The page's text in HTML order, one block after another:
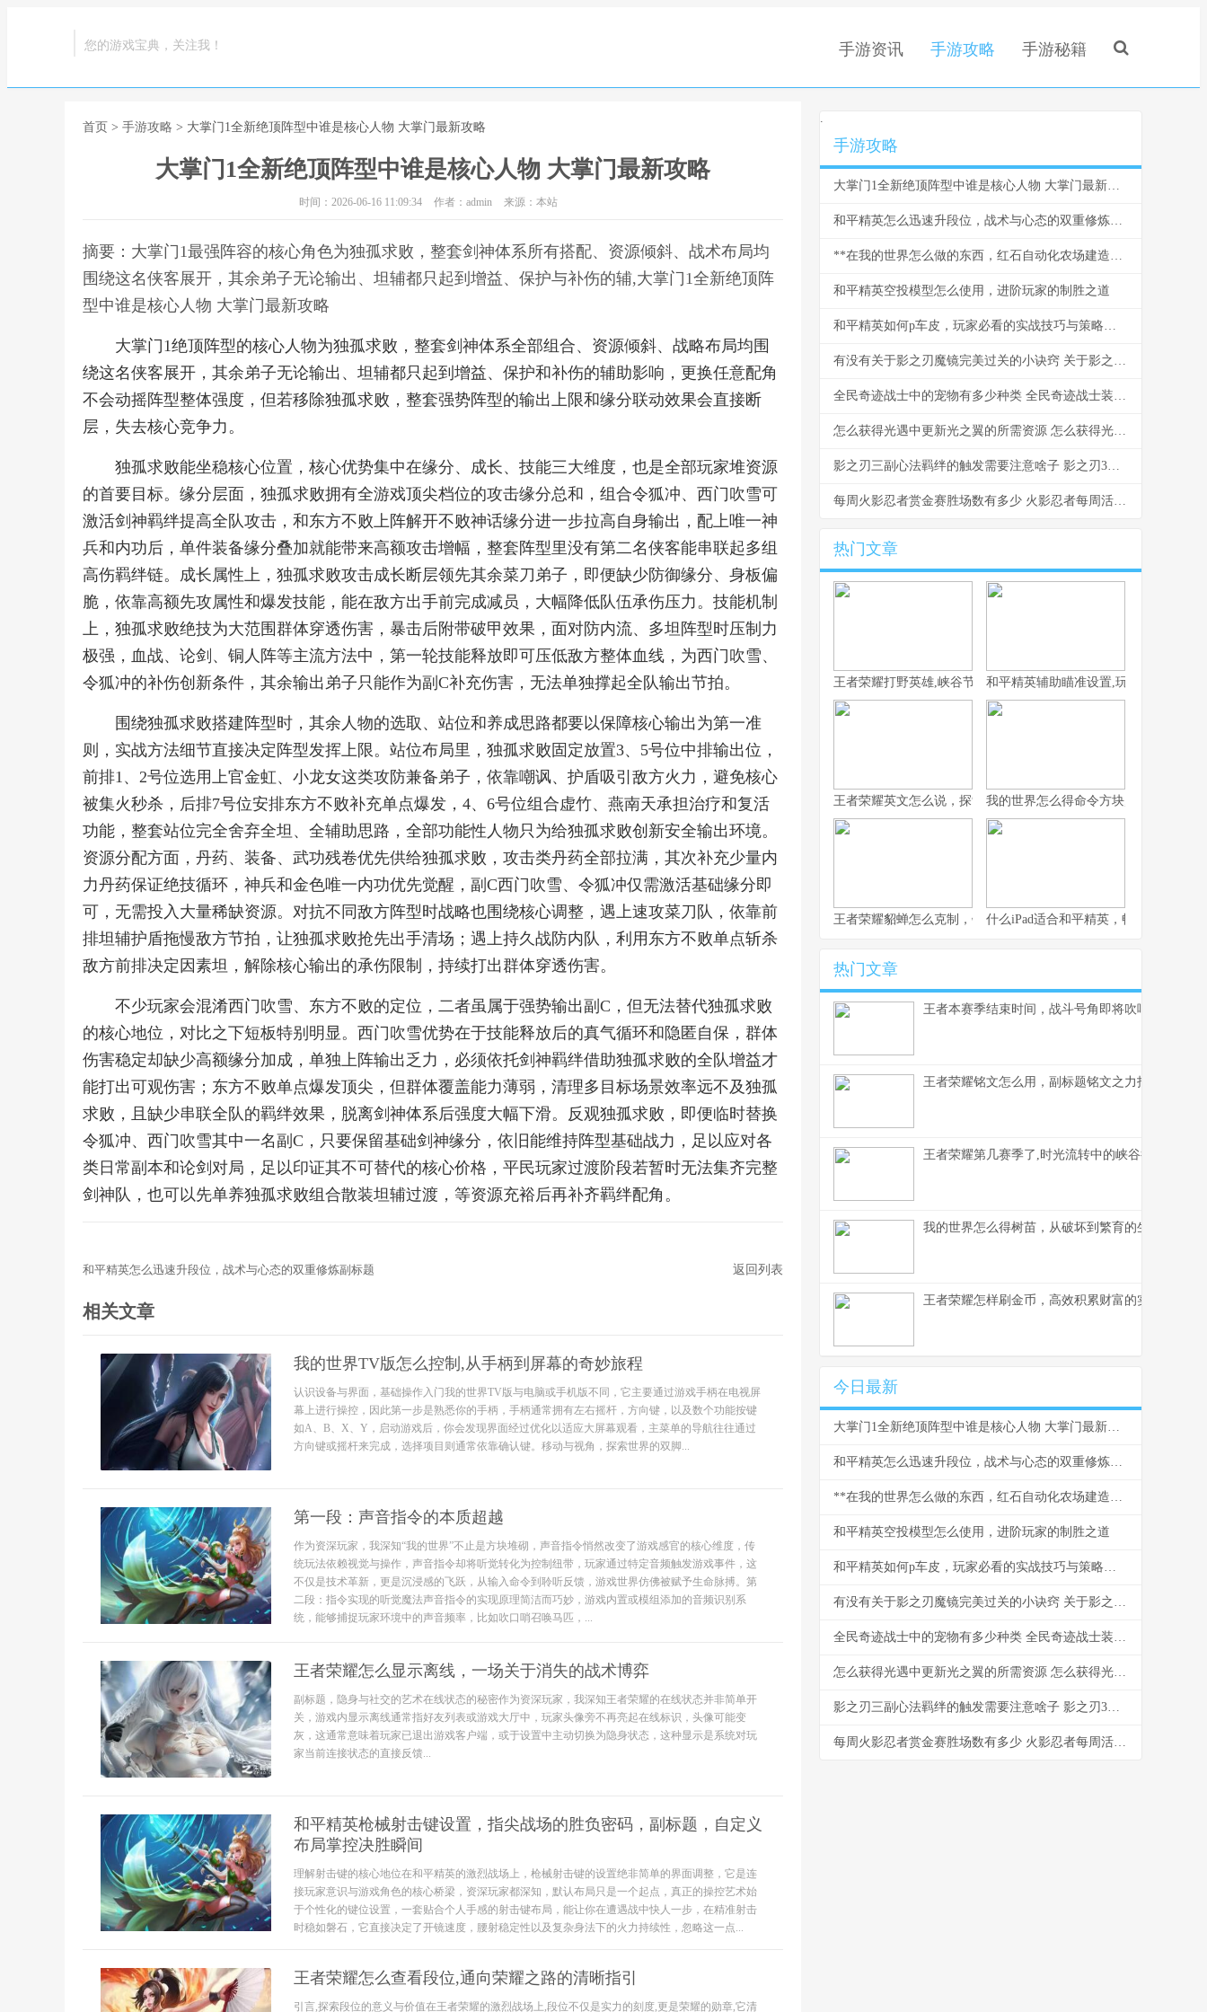
您的游戏宝典，关注我！ 手游资讯 手游攻略 手游秘籍
首页 > 手游攻略 > 大掌门1全新绝顶阵型中谁是核心人物 大掌门最新攻略
大掌门1全新绝顶阵型中谁是核心人物 大掌门最新攻略
时间：2026-06-16 11:09:34 作者：admin 来源：本站
摘要：大掌门1最强阵容的核心角色为独孤求败，整套剑神体系所有搭配、资源倾斜、战术布局均
围绕这名侠客展开，其余弟子无论输出、坦辅都只起到增益、保护与补伤的辅,大掌门1全新绝顶阵
型中谁是核心人物 大掌门最新攻略
大掌门1绝顶阵型的核心人物为独孤求败，整套剑神体系全部组合、资源倾斜、战略布局均围
绕这名侠客展开，其余弟子无论输出、坦辅都只起到增益、保护和补伤的辅助影响，更换任意配角
不会动摇阵型整体强度，但若移除独孤求败，整套强势阵型的输出上限和缘分联动效果会直接断
层，失去核心竞争力。
独孤求败能坐稳核心位置，核心优势集中在缘分、成长、技能三大维度，也是全部玩家堆资源
的首要目标。缘分层面，独孤求败拥有全游戏顶尖档位的攻击缘分总和，组合令狐冲、西门吹雪可
激活剑神羁绊提高全队攻击，和东方不败上阵解开不败神话缘分进一步拉高自身输出，配上唯一神
兵和内功后，单件装备缘分叠加就能带来高额攻击增幅，整套阵型里没有第二名侠客能串联起多组
高伤羁绊链。成长属性上，独孤求败攻击成长断层领先其余菜刀弟子，即便缺少防御缘分、身板偏
脆，依靠高额先攻属性和爆发技能，能在敌方出手前完成减员，大幅降低队伍承伤压力。技能机制
上，独孤求败绝技为大范围群体穿透伤害，暴击后附带破甲效果，面对防内流、多坦阵型时压制力
极强，血战、论剑、铜人阵等主流方法中，第一轮技能释放即可压低敌方整体血线，为西门吹雪、
令狐冲的补伤创新条件，其余输出弟子只能作为副C补充伤害，无法单独撑起全队输出节拍。
围绕独孤求败搭建阵型时，其余人物的选取、站位和养成思路都要以保障核心输出为第一准
则，实战方法细节直接决定阵型发挥上限。站位布局里，独孤求败固定放置3、5号位中排输出位，
前排1、2号位选用上官金虹、小龙女这类攻防兼备弟子，依靠嘲讽、护盾吸引敌方火力，避免核心
被集火秒杀，后排7号位安排东方不败补充单点爆发，4、6号位组合虚竹、燕南天承担治疗和复活
功能，整套站位完全舍弃全坦、全辅助思路，全部功能性人物只为给独孤求败创新安全输出环境。
资源分配方面，丹药、装备、武功残卷优先供给独孤求败，攻击类丹药全部拉满，其次补充少量内
力丹药保证绝技循环，神兵和金色唯一内功优先觉醒，副C西门吹雪、令狐冲仅需激活基础缘分即
可，无需投入大量稀缺资源。对抗不同敌方阵型时战略也围绕核心调整，遇上速攻菜刀队，依靠前
排坦辅护盾拖慢敌方节拍，让独孤求败抢先出手清场；遇上持久战防内队，利用东方不败单点斩杀
敌方前排决定因素坦，解除核心输出的承伤限制，持续打出群体穿透伤害。
不少玩家会混淆西门吹雪、东方不败的定位，二者虽属于强势输出副C，但无法替代独孤求败
的核心地位，对比之下短板特别明显。西门吹雪优势在于技能释放后的真气循环和隐匿自保，群体
伤害稳定却缺少高额缘分加成，单独上阵输出乏力，必须依托剑神羁绊借助独孤求败的全队增益才
能打出可观伤害；东方不败单点爆发顶尖，但群体覆盖能力薄弱，清理多目标场景效率远不及独孤
求败，且缺少串联全队的羁绊效果，脱离剑神体系后强度大幅下滑。反观独孤求败，即便临时替换
令狐冲、西门吹雪其中一名副C，只要保留基础剑神缘分，依旧能维持阵型基础战力，足以应对各
类日常副本和论剑对局，足以印证其不可替代的核心价格，平民玩家过渡阶段若暂时无法集齐完整
剑神队，也可以先单养独孤求败组合散装坦辅过渡，等资源充裕后再补齐羁绊配角。
和平精英怎么迅速升段位，战术与心态的双重修炼副标题 返回列表
相关文章
我的世界TV版怎么控制,从手柄到屏幕的奇妙旅程
认识设备与界面，基础操作入门我的世界TV版与电脑或手机版不同，它主要通过游戏手柄在电视屏
幕上进行操控，因此第一步是熟悉你的手柄，手柄通常拥有左右摇杆，方向键，以及数个功能按键
如A、B、X、Y，启动游戏后，你会发现界面经过优化以适应大屏幕观看，主菜单的导航往往通过
方向键或摇杆来完成，选择项目则通常依靠确认键。移动与视角，探索世界的双脚...
第一段：声音指令的本质超越
作为资深玩家，我深知“我的世界”不止是方块堆砌，声音指令悄然改变了游戏感官的核心维度，传
统玩法依赖视觉与操作，声音指令却将听觉转化为控制纽带，玩家通过特定音频触发游戏事件，这
不仅是技术革新，更是沉浸感的飞跃，从输入命令到聆听反馈，游戏世界仿佛被赋予生命脉搏。第
二段：指令实现的听觉魔法声音指令的实现原理简洁而巧妙，游戏内置或模组添加的音频识别系
统，能够捕捉玩家环境中的声音频率，比如吹口哨召唤马匹，...
王者荣耀怎么显示离线，一场关于消失的战术博弈
副标题，隐身与社交的艺术在线状态的秘密作为资深玩家，我深知王者荣耀的在线状态并非简单开
关，游戏内显示离线通常指好友列表或游戏大厅中，玩家头像旁不再亮起在线标识，头像可能变
灰，这通常意味着玩家已退出游戏客户端，或于设置中主动切换为隐身状态，这种显示是系统对玩
家当前连接状态的直接反馈...
和平精英枪械射击键设置，指尖战场的胜负密码，副标题，自定义
布局掌控决胜瞬间
理解射击键的核心地位在和平精英的激烈战场上，枪械射击键的设置绝非简单的界面调整，它是连
接玩家意识与游戏角色的核心桥梁，资深玩家都深知，默认布局只是一个起点，真正的操控艺术始
于个性化的键位设置，一套贴合个人手感的射击键布局，能让你在遭遇战中快人一步，在精准射击
时稳如磐石，它直接决定了开镜速度，腰射稳定性以及复杂身法下的火力持续性，忽略这一点...
王者荣耀怎么查看段位,通向荣耀之路的清晰指引
引言,探索段位的意义与价值在王者荣耀的激烈战场上,段位不仅是实力的刻度,更是荣耀的勋章,它清
.
手游攻略
大掌门1全新绝顶阵型中谁是核心人物 大掌门最新攻略
和平精英怎么迅速升段位，战术与心态的双重修炼副标题
**在我的世界怎么做的东西，红石自动化农场建造指南**
和平精英空投模型怎么使用，进阶玩家的制胜之道
和平精英如何p车皮，玩家必看的实战技巧与策略，副标题，掌握核心方法提升游戏体验
有没有关于影之刃魔镜完美过关的小诀窍 关于影之翼的手抄报
全民奇迹战士中的宠物有多少种类 全民奇迹战士装备大全
怎么获得光遇中更新光之翼的所需资源 怎么获得光遇中的爱心
影之刃三副心法羁绊的触发需要注意啥子 影之刃3副心法哪个好
每周火影忍者赏金赛胜场数有多少 火影忍者每周活动任务在哪里
热门文章
王者荣耀打野英雄,峡谷节奏的真正掌控者副标题
和平精英辅助瞄准设置,玩家实力跃升的
王者荣耀英文怎么说，探索全球玩家的共同语言
我的世界怎么得命令方块,资深玩家的详
王者荣耀貂蝉怎么克制，针对她的四大关键点什么iPad适合和平精英，畅快钢枪决胜
热门文章
王者本赛季结束时间，战斗号角即将吹响
王者荣耀铭文怎么用，副标题铭文之力指尖胜负之
王者荣耀第几赛季了,时光流转中的峡谷征程
我的世界怎么得树苗，从破坏到繁育的生存艺术，
王者荣耀怎样刷金币，高效积累财富的实战指南
今日最新
大掌门1全新绝顶阵型中谁是核心人物 大掌门最新攻略
和平精英怎么迅速升段位，战术与心态的双重修炼副标题
**在我的世界怎么做的东西，红石自动化农场建造指南**
和平精英空投模型怎么使用，进阶玩家的制胜之道
和平精英如何p车皮，玩家必看的实战技巧与策略，副标题，掌握核心方法提升游戏体验
有没有关于影之刃魔镜完美过关的小诀窍 关于影之翼的手抄报
全民奇迹战士中的宠物有多少种类 全民奇迹战士装备大全
怎么获得光遇中更新光之翼的所需资源 怎么获得光遇中的爱心
影之刃三副心法羁绊的触发需要注意啥子 影之刃3副心法哪个好
每周火影忍者赏金赛胜场数有多少 火影忍者每周活动任务在哪里